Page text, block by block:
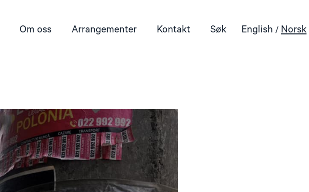
Om oss Arrangementer Kontakt Søk English Norsk